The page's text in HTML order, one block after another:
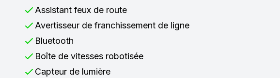
Assistant feux de route
Avertisseur de franchissement de ligne
Bluetooth
Boîte de vitesses robotisée
Capteur de lumière